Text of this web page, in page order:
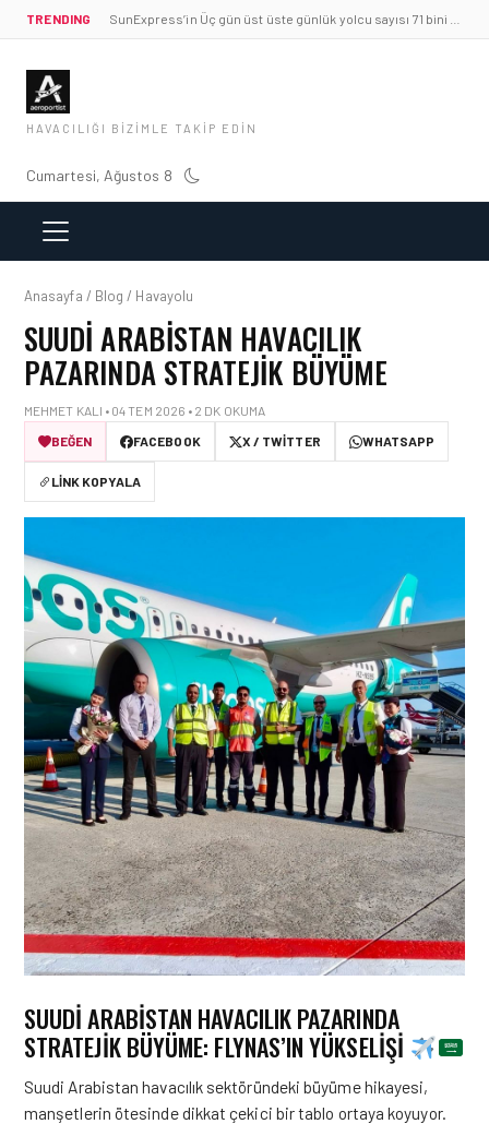
TRENDING
HAVACILIĞI BIZIMLE TAKIP EDIN
Cumartesi, Ağustos 8
Anasayfa / Blog / Havayolu
SUUDI ARABISTAN HAVACILIK
PAZARINDA STRATEJIK BÜYÜME
MEHMET KALI • 04 TEM 2026 • 2 DK OKUMA
BEĞEN
FACEBOOK X / TWITTER WHATSAPP
LINK KOPYALA
SUUDİ ARABİSTAN HAVACILIK PAZARINDA
STRATEJİK BÜYÜME: FLYNAS’IN YÜKSELİŞİ
Suudi Arabistan havacılık sektöründeki büyüme hikayesi,
manşetlerin ötesinde dikkat çekici bir tablo ortaya koyuyor.